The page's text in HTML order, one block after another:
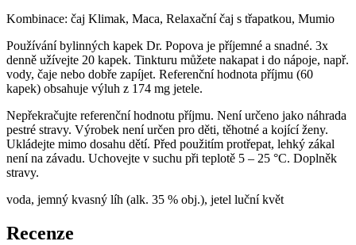
Kombinace: čaj Klimak, Maca, Relaxační čaj s třapatkou, Mumio
Používání bylinných kapek Dr. Popova je příjemné a snadné. 3x
denně užívejte 20 kapek. Tinkturu můžete nakapat i do nápoje, např.
vody, čaje nebo dobře zapíjet. Referenční hodnota příjmu (60
kapek) obsahuje výluh z 174 mg jetele.
Nepřekračujte referenční hodnotu příjmu. Není určeno jako náhrada
pestré stravy. Výrobek není určen pro děti, těhotné a kojící ženy.
Ukládejte mimo dosahu dětí. Před použitím protřepat, lehký zákal
není na závadu. Uchovejte v suchu při teplotě 5 – 25 °C. Doplněk
stravy.
voda, jemný kvasný líh (alk. 35 % obj.), jetel luční květ
Recenze